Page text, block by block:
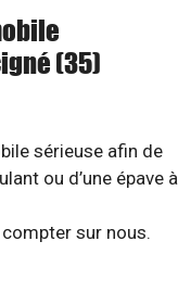
(35)
sérieuse afin de
ou d’une épave à
sur nous.